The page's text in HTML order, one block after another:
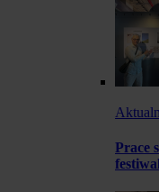
Prace